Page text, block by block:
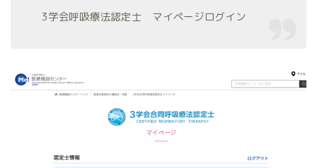
3学会呼吸療法認定士 マイページログイン